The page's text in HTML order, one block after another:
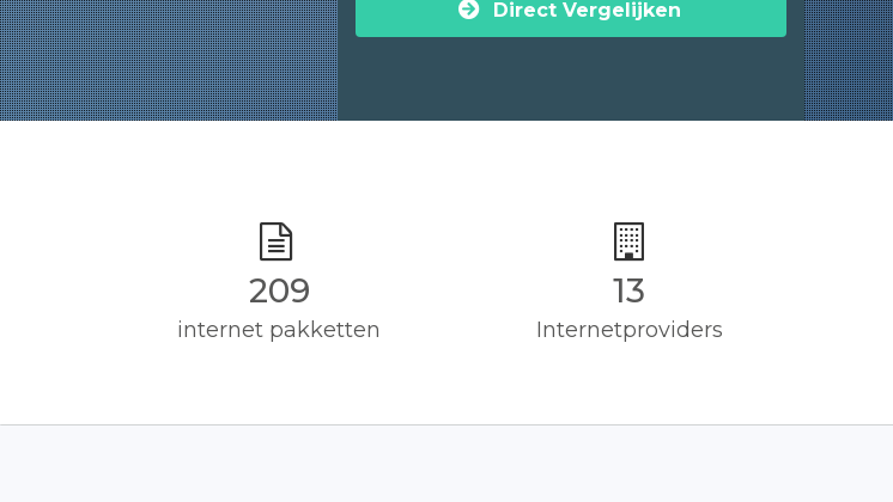
Direct Vergelijken
210
internet pakketten
13
Internetproviders